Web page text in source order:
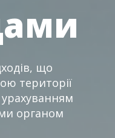
що
території
органом